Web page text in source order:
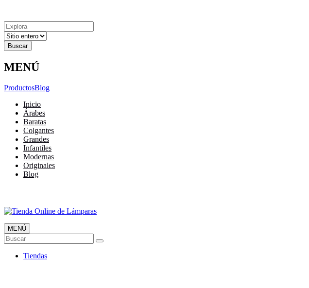
Resultados
para
MENÚ
ProductosBlog
Inicio
Árabes
Baratas
Colgantes
Grandes
Infantiles
Modernas
Originales
Blog
Tienda Online de Lámparas
TOP en Ventas
MENÚ
Buscar
Tiendas